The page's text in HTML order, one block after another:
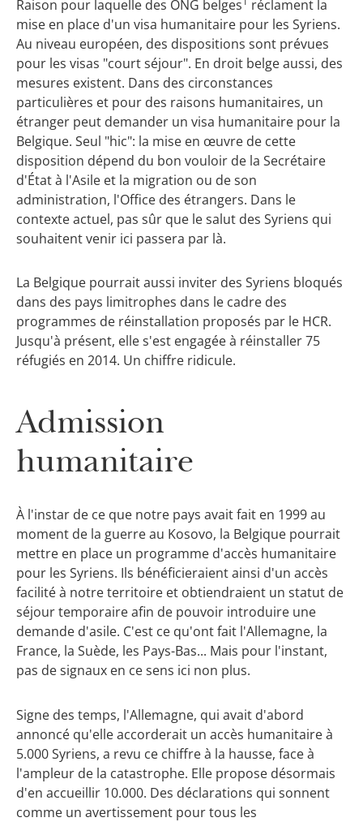
Raison pour laquelle des ONG belges réclament la
mise en place d'un visa humanitaire pour les Syriens.
Au niveau européen, des dispositions sont prévues
pour les visas "court séjour". En droit belge aussi, des
mesures existent. Dans des circonstances
particulières et pour des raisons humanitaires, un
étranger peut demander un visa humanitaire pour la
Belgique. Seul "hic": la mise en œuvre de cette
disposition dépend du bon vouloir de la Secrétaire
d'État à l'Asile et la migration ou de son
administration, l'Office des étrangers. Dans le
contexte actuel, pas sûr que le salut des Syriens qui
souhaitent venir ici passera par là.
La Belgique pourrait aussi inviter des Syriens bloqués
dans des pays limitrophes dans le cadre des
programmes de réinstallation proposés par le HCR.
Jusqu'à présent, elle s'est engagée à réinstaller 75
réfugiés en 2014. Un chiffre ridicule.
Admission
humanitaire
À l'instar de ce que notre pays avait fait en 1999 au
moment de la guerre au Kosovo, la Belgique pourrait
mettre en place un programme d'accès humanitaire
pour les Syriens. Ils bénéficieraient ainsi d'un accès
facilité à notre territoire et obtiendraient un statut de
séjour temporaire afin de pouvoir introduire une
demande d'asile. C'est ce qu'ont fait l'Allemagne, la
France, la Suède, les Pays-Bas... Mais pour l'instant,
pas de signaux en ce sens ici non plus.
Signe des temps, l'Allemagne, qui avait d'abord
annoncé qu'elle accorderait un accès humanitaire à
5.000 Syriens, a revu ce chiffre à la hausse, face à
l'ampleur de la catastrophe. Elle propose désormais
d'en accueillir 10.000. Des déclarations qui sonnent
comme un avertissement pour tous les